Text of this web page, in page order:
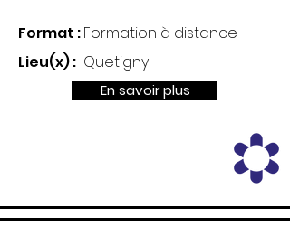
Format :Formation à distance
Lieu(x) : Quetigny
En savoir plus